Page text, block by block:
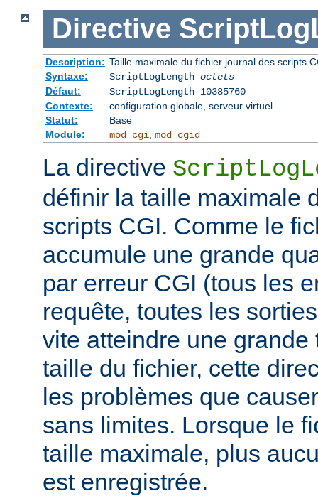
Directive
Description: Taille maximale du fichier journal des scripts
Syntaxe:
ScriptLogLength octets
Défaut:
ScriptLogLength 10385760
Contexte:
configuration globale, serveur virtuel
Statut:
Base
Module:
mod_cgi mod_cgid
La directive
définir la taille maximale
scripts CGI. Comme le
accumule une grande
par erreur CGI (tous les
requête, toutes les
vite atteindre une
taille du fichier, cette
les problèmes que
sans limites. Lorsque le
taille maximale, plus
est enregistrée.